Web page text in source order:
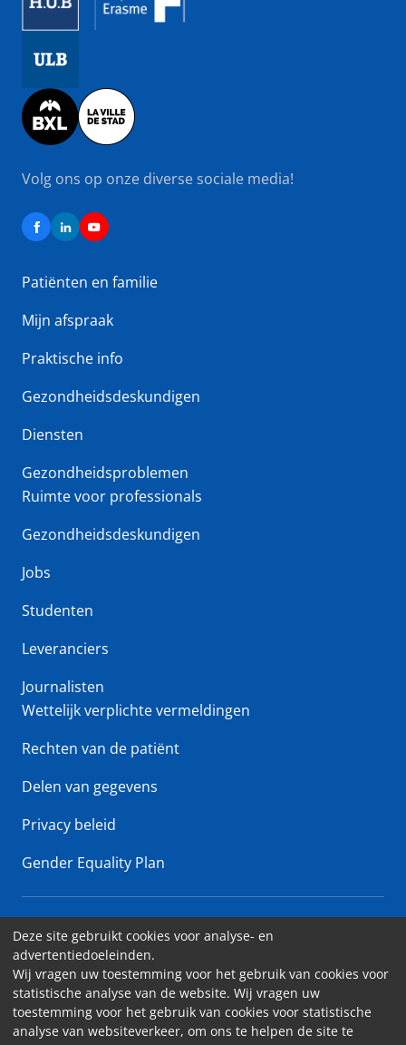
Image
Volg ons op onze diverse sociale media!
Patiënten en familie
Mijn afspraak
Praktische info
Gezondheidsdeskundigen
Diensten
Gezondheidsproblemen
Ruimte voor professionals
Gezondheidsdeskundigen
Jobs
Studenten
Leveranciers
Journalisten
Wettelijk verplichte vermeldingen
Rechten van de patiënt
Delen van gegevens
Privacy beleid
Gender Equality Plan
Erasme Ziekenhuis • Lenniksebaan 808 - 1070 Brussel
Toegankelijkheid
Contact
Cookies
Deze site gebruikt cookies voor analyse- en
advertentiedoeleinden.
Wij vragen uw toestemming voor het gebruik van cookies voor
statistische analyse van de website. Wij vragen uw
toestemming voor het gebruik van cookies voor statistische
analyse van websiteverkeer, om ons te helpen de site te